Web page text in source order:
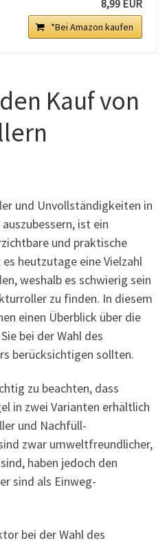
8,99 EUR
*Bei Amazon kaufen
Kauf von
und Unvollständigkeiten in
ist ein
und praktische
heutzutage eine Vielzahl
weshalb es schwierig sein
zu finden. In diesem
einen Überblick über die
bei der Wahl des
berücksichtigen sollten.
zu beachten, dass
in zwei Varianten erhältlich
und Nachfüll-
zwar umweltfreundlicher,
haben jedoch den
sind als Einweg-
bei der Wahl des